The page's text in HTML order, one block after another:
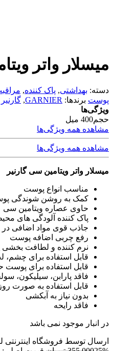
میسلار واتر
دسته: بهداشتی, پاک کننده,
پوست برندها: GARNIER
, گارنیر
ویژگی‌ها
حجم400 میل
مشاهده همه ویژگی‌ها
مشاهده همه ویژگی‌ها
میسلار واتر ویتامین سی گارنیر
مناسب انواع پوست
کمک به روشن شوندگی
حاوی عصاره ویتامین سی
پاک کننده آلودگی های
جاذب قوی مواد اضافی در
رفع چربی اضافه پوست
نرم کننده و لطافت
قابل استفاده برای
قابل استفاده برای
فاقد پارابن، سیلیکون،
قابل استفاده به صورت
بدون نیاز به آبکشی
فاقد رایحه
در انبار موجود نمی باشد
ارسال توسط فروشگاه اینترنتی